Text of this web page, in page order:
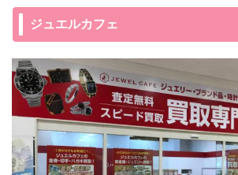
ジュエルカフェ